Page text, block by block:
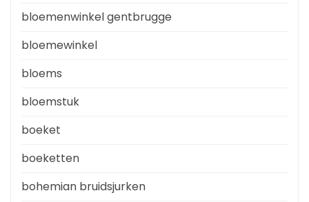
bloemenwinkel gentbrugge
bloemewinkel
bloems
bloemstuk
boeket
boeketten
bohemian bruidsjurken